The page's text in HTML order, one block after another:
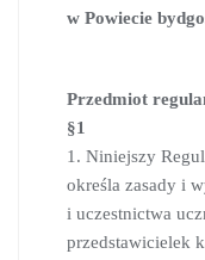
w Powiecie
Przedmiot
§1
1. Niniejszy
określa zasady i
i uczestnictwa
przedstawicielek